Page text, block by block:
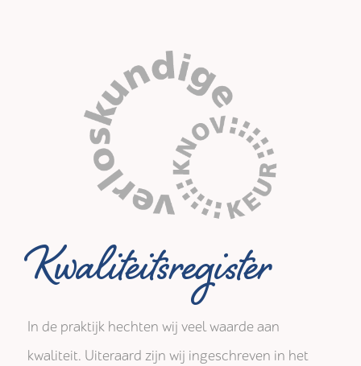
Kwaliteitsregister
In de praktijk hechten wij veel waarde aan
kwaliteit. Uiteraard zijn wij ingeschreven in het